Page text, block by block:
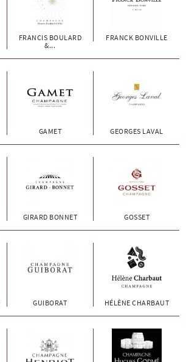
FRANCIS BOULARD
&...
FRANCK BONVILLE
GAMET GEORGES LAVAL
GIRARD BONNET GOSSET
GUIBORAT HÉLÈNE CHARBAUT